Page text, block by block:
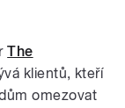
The
klientů, kteří
omezovat